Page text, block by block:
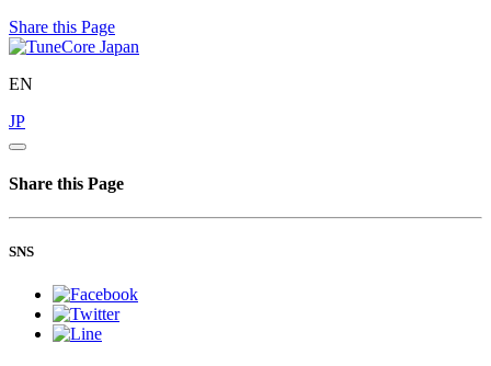
Share this Page
EN
JP
Share this Page
SNS